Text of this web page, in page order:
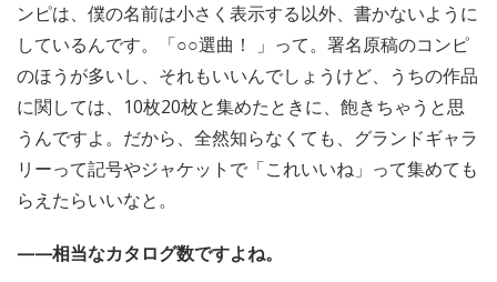
ンピは、僕の名前は小さく表示する以外、書かないように
しているんです。「○○選曲！ 」って。署名原稿のコンピ
のほうが多いし、それもいいんでしょうけど、うちの作品
に関しては、10枚20枚と集めたときに、飽きちゃうと思
うんですよ。だから、全然知らなくても、グランドギャラ
リーって記号やジャケットで「これいいね」って集めても
らえたらいいなと。
——相当なカタログ数ですよね。